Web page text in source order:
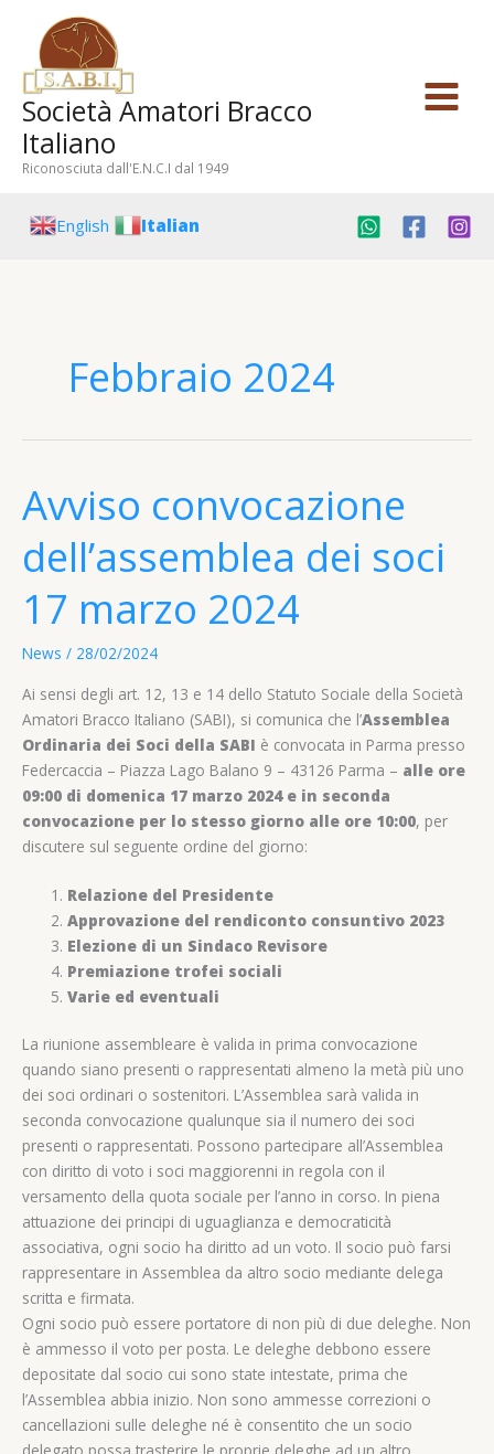
contenuto
Società Amatori Bracco
Italiano
Riconosciuta dall'E.N.C.I dal 1949
English Italian
Febbraio 2024
Avviso convocazione
dell’assemblea dei soci
17 marzo 2024
News / 28/02/2024
Ai sensi degli art. 12, 13 e 14 dello Statuto Sociale della Società
Amatori Bracco Italiano (SABI), si comunica che l’Assemblea
Ordinaria dei Soci della SABI è convocata in Parma presso
Federcaccia – Piazza Lago Balano 9 – 43126 Parma – alle ore
09:00 di domenica 17 marzo 2024 e in seconda
convocazione per lo stesso giorno alle ore 10:00, per
discutere sul seguente ordine del giorno:
Relazione del Presidente
Approvazione del rendiconto consuntivo 2023
Elezione di un Sindaco Revisore
Premiazione trofei sociali
Varie ed eventuali
La riunione assembleare è valida in prima convocazione
quando siano presenti o rappresentati almeno la metà più uno
dei soci ordinari o sostenitori. L’Assemblea sarà valida in
seconda convocazione qualunque sia il numero dei soci
presenti o rappresentati. Possono partecipare all’Assemblea
con diritto di voto i soci maggiorenni in regola con il
versamento della quota sociale per l’anno in corso. In piena
attuazione dei principi di uguaglianza e democraticità
associativa, ogni socio ha diritto ad un voto. Il socio può farsi
rappresentare in Assemblea da altro socio mediante delega
scritta e firmata.
Ogni socio può essere portatore di non più di due deleghe. Non
è ammesso il voto per posta. Le deleghe debbono essere
depositate dal socio cui sono state intestate, prima che
l’Assemblea abbia inizio. Non sono ammesse correzioni o
cancellazioni sulle deleghe né è consentito che un socio